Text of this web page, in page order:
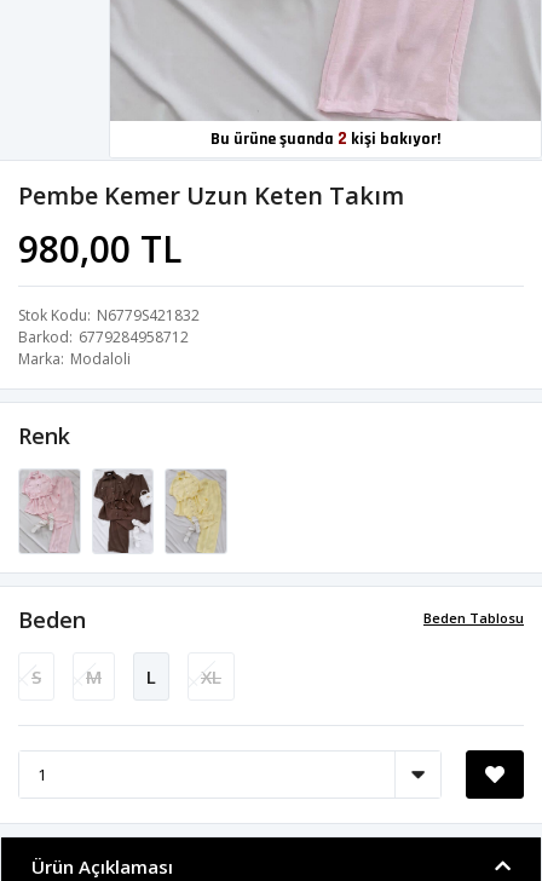
Bu ürüne şuanda 2 kişi bakıyor!
Pembe Kemer Uzun Keten Takım
980,00 TL
Stok Kodu N6779S421832
Barkod 6779284958712
Marka Modaloli
Renk
Beden Tablosu
Beden
S M L XL
Ürün Açıklaması